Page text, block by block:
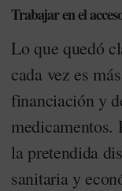
Trabajar en el
Lo que quedó
cada vez es
financiación y
medicamentos.
la pretendida
sanitaria y